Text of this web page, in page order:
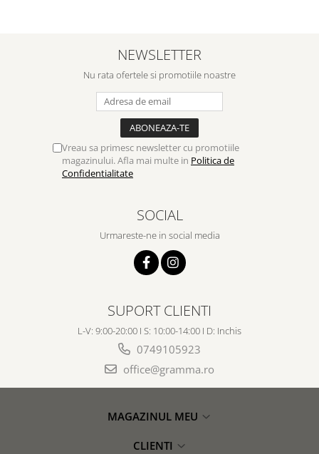
NEWSLETTER
Nu rata ofertele si promotiile noastre
Vreau sa primesc newsletter cu promotiile
magazinului. Afla mai multe in Politica de
Confidentialitate
SOCIAL
Urmareste-ne in social media
SUPORT CLIENTI
L-V: 9:00-20:00 I S: 10:00-14:00 I D: Inchis
0749105923
office@gramma.ro
MAGAZINUL MEU
CLIENTI